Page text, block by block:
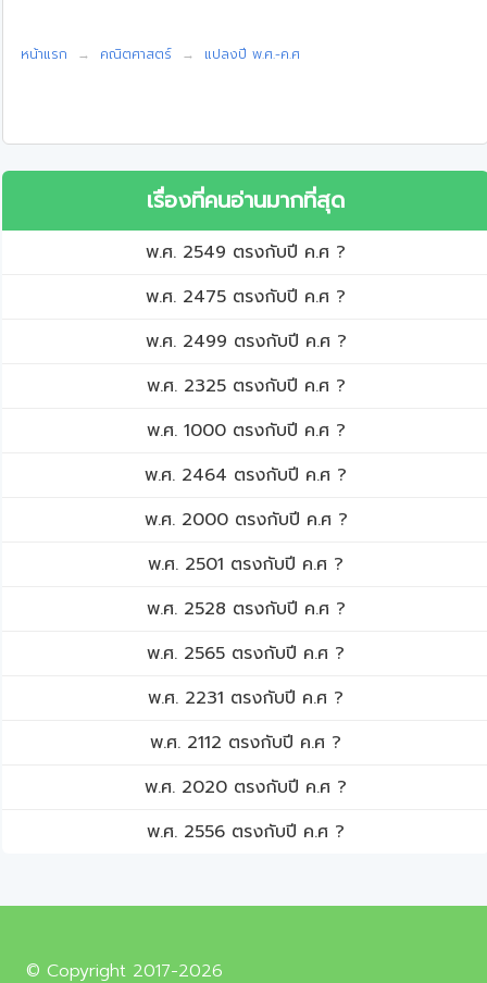
หน้าแรก คณิตศาสตร์ แปลงปี พ.ศ.-ค.ศ
เรื่องที่คนอ่านมากที่สุด
พ.ศ. 2549 ตรงกับปี ค.ศ ?
พ.ศ. 2475 ตรงกับปี ค.ศ ?
พ.ศ. 2499 ตรงกับปี ค.ศ ?
พ.ศ. 2325 ตรงกับปี ค.ศ ?
พ.ศ. 1000 ตรงกับปี ค.ศ ?
พ.ศ. 2464 ตรงกับปี ค.ศ ?
พ.ศ. 2000 ตรงกับปี ค.ศ ?
พ.ศ. 2501 ตรงกับปี ค.ศ ?
พ.ศ. 2528 ตรงกับปี ค.ศ ?
พ.ศ. 2565 ตรงกับปี ค.ศ ?
พ.ศ. 2231 ตรงกับปี ค.ศ ?
พ.ศ. 2112 ตรงกับปี ค.ศ ?
พ.ศ. 2020 ตรงกับปี ค.ศ ?
พ.ศ. 2556 ตรงกับปี ค.ศ ?
© Copyright 2017-2026